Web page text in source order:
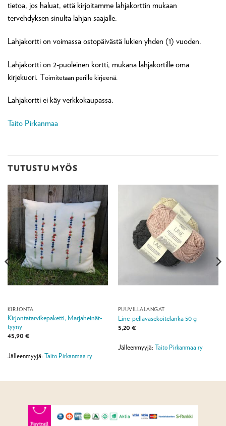
tietoa, jos haluat, että kirjoitamme lahjakorttin mukaan
tervehdyksen sinulta lahjan saajalle.
Lahjakortti on voimassa ostopäivästä lukien yhden (1) vuoden.
Lahjakortti on 2-puoleinen kortti, mukana lahjakortille oma
kirjekuori. Toimitetaan perille kirjeenä.
Lahjakortti ei käy verkkokaupassa.
Taito Pirkanmaa
TUTUSTU MYÖS
KIRJONTA
Kirjontatarvikepaketti, Marjaheinät-
tyyny
45,90 €
Jälleenmyyjä: Taito Pirkanmaa ry
PUUVILLALANGAT
Line-pellavasekoitelanka 50 g
5,20 €
Jälleenmyyjä: Taito Pirkanmaa ry